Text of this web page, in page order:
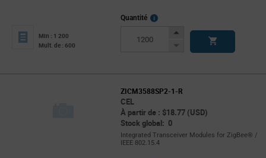
Min : 1 200
Mult. de : 600
Quantité
More
Increase
Decrease
ZICM3588SP2-1-R
CEL
À partir de : $18.77 (USD)
Stock global: 0
Integrated Transceiver Modules for ZigBee® /
IEEE 802.15.4